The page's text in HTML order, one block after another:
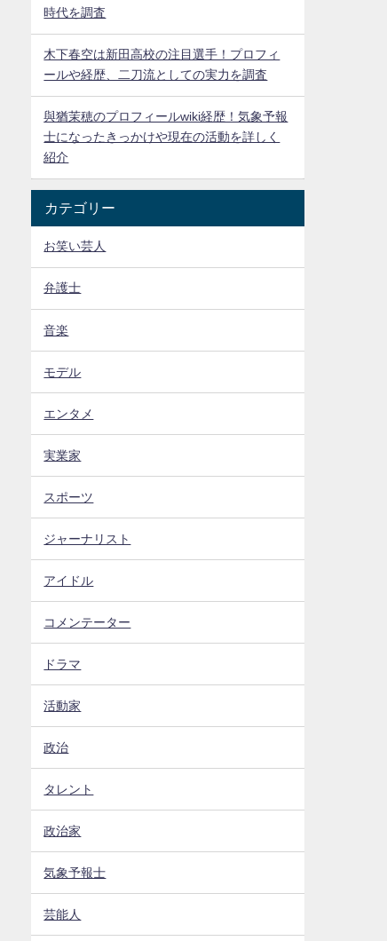
時代を調査
木下春空は新田高校の注目選手！プロフィ
ールや経歴、二刀流としての実力を調査
與猶茉穂のプロフィールwiki経歴！気象予報
士になったきっかけや現在の活動を詳しく
紹介
カテゴリー
お笑い芸人
弁護士
音楽
モデル
エンタメ
実業家
スポーツ
ジャーナリスト
アイドル
コメンテーター
ドラマ
活動家
政治
タレント
政治家
気象予報士
芸能人